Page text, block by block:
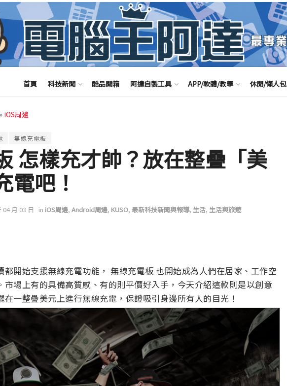
首頁 科技新聞 酷品開箱 阿達自製工具 APP/軟體/教學 休閒/懶人包
» iOS周邊
無線充電板
怎樣充才帥？放在整疊「美
電吧！
04 月 03 日 in iOS周邊, Android周邊, KUSO, 最新科技新聞與報導, 生活, 生活與旅遊
都開始支援無線充電功能， 無線充電板 也開始成為人們在居家、工作空
市場上有的具備高質感、有的則平價好入手，今天介紹這款則是以創意
一整疊美元上進行無線充電，保證吸引身邊所有人的目光！